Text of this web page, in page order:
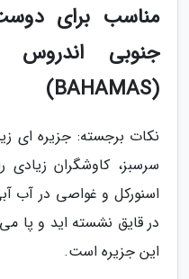
مناسب برای
(BAHAMAS)
نکات برجسته: جزیره ای
سرسبز، کاوشگران
اسنورکل و غواصی در آب
در قایق نشسته اید و پا
این جزیره است.